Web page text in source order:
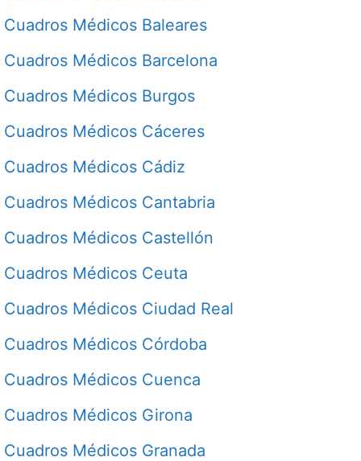
Cuadros Médicos Baleares
Cuadros Médicos Barcelona
Cuadros Médicos Burgos
Cuadros Médicos Cáceres
Cuadros Médicos Cádiz
Cuadros Médicos Cantabria
Cuadros Médicos Castellón
Cuadros Médicos Ceuta
Cuadros Médicos Ciudad Real
Cuadros Médicos Córdoba
Cuadros Médicos Cuenca
Cuadros Médicos Girona
Cuadros Médicos Granada